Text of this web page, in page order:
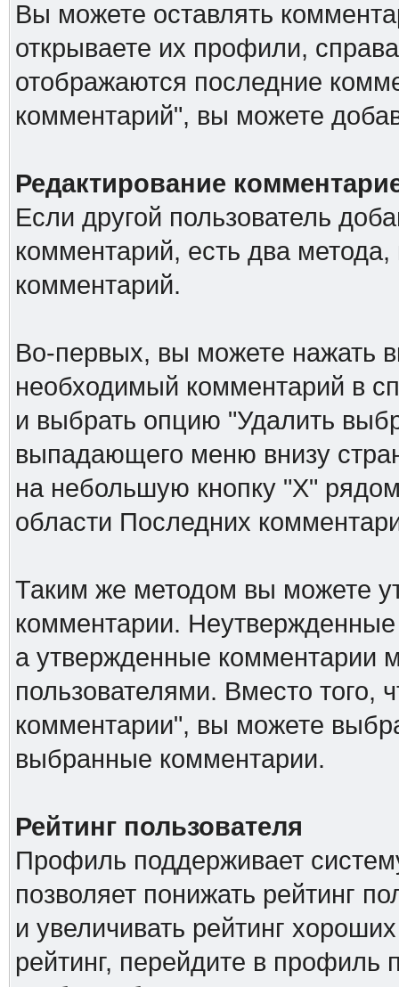
Вы можете оставлять
открываете их профили,
отображаются последние
комментарий", вы можете
Редактирование
Если другой пользователь
комментарий, есть два
комментарий.
Во-первых, вы можете нажать
необходимый комментарий в
и выбрать опцию "Удалить
выпадающего меню внизу
на небольшую кнопку "Х"
области Последних
Таким же методом вы можете
комментарии.
а утвержденные комментарии
пользователями. Вместо
комментарии", вы можете
выбранные комментарии.
Рейтинг пользователя
Профиль поддерживает
позволяет понижать рейтинг
и увеличивать рейтинг
рейтинг, перейдите в профиль